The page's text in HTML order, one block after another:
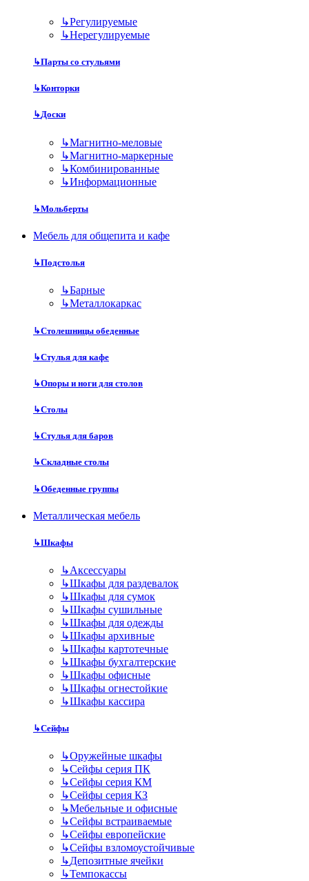
↳Регулируемые
↳Нерегулируемые
↳Парты со стульями
↳Конторки
↳Доски
↳Магнитно-меловые
↳Магнитно-маркерные
↳Комбинированные
↳Информационные
↳Мольберты
Мебель для общепита и кафе
↳Подстолья
↳Барные
↳Металлокаркас
↳Столешницы обеденные
↳Стулья для кафе
↳Опоры и ноги для столов
↳Столы
↳Стулья для баров
↳Складные столы
↳Обеденные группы
Металлическая мебель
↳Шкафы
↳Аксессуары
↳Шкафы для раздевалок
↳Шкафы для сумок
↳Шкафы сушильные
↳Шкафы для одежды
↳Шкафы архивные
↳Шкафы картотечные
↳Шкафы бухгалтерские
↳Шкафы офисные
↳Шкафы огнестойкие
↳Шкафы кассира
↳Сейфы
↳Оружейные шкафы
↳Сейфы серия ПК
↳Сейфы серия КМ
↳Сейфы серия КЗ
↳Мебельные и офисные
↳Сейфы встраиваемые
↳Сейфы европейские
↳Сейфы взломоустойчивые
↳Депозитные ячейки
↳Темпокассы